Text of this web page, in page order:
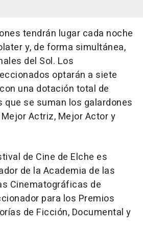
tendrán lugar cada noche
y, de forma simultánea,
del Sol. Los
optarán a siete
una dotación total de
que se suman los galardones
Actriz, Mejor Actor y
de Cine de Elche es
de la Academia de las
Cinematográficas de
para los Premios
de Ficción, Documental y